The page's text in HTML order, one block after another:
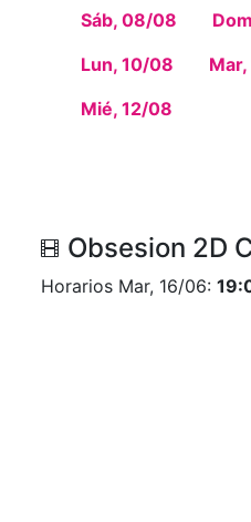
Sáb, 08/08
Lun, 10/08
Mié, 12/08
Obsesion 2D
Horarios Mar, 16/06: